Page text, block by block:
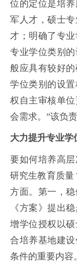
位的定位是培
军人才，硕士
才；明确了专
专业学位类别
般应具有较好
学位类别的设
权自主审核单
会需求。”该
大力提升专业
要如何培养高
研究生教育质量
方面。第一，稳
《方案》提出
增学位授权以
合培养基地建
条件的重要内容。